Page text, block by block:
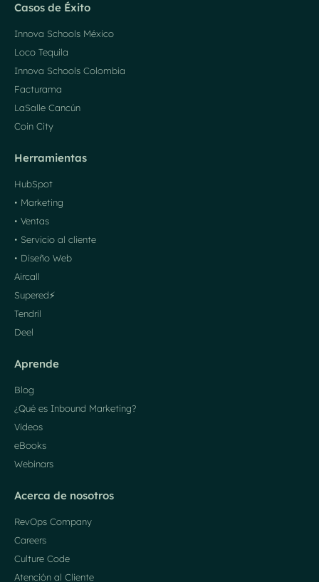
Casos de Éxito
Innova Schools México
Loco Tequila
Innova Schools Colombia
Facturama
LaSalle Cancún
Coin City
Herramientas
HubSpot
• Marketing
• Ventas
• Servicio al cliente
• Diseño Web
Aircall
Supered⚡️
Tendril
Deel
Aprende
Blog
¿Qué es Inbound Marketing?
Videos
eBooks
Webinars
Acerca de nosotros
RevOps Company
Careers
Culture Code
Atención al Cliente